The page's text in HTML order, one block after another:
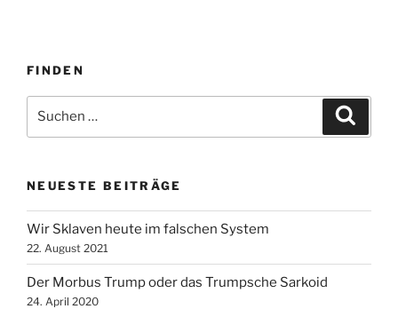
FINDEN
nach:
NEUESTE BEITRÄGE
Wir Sklaven heute im falschen System
22. August 2021
Der Morbus Trump oder das Trumpsche Sarkoid
24. April 2020